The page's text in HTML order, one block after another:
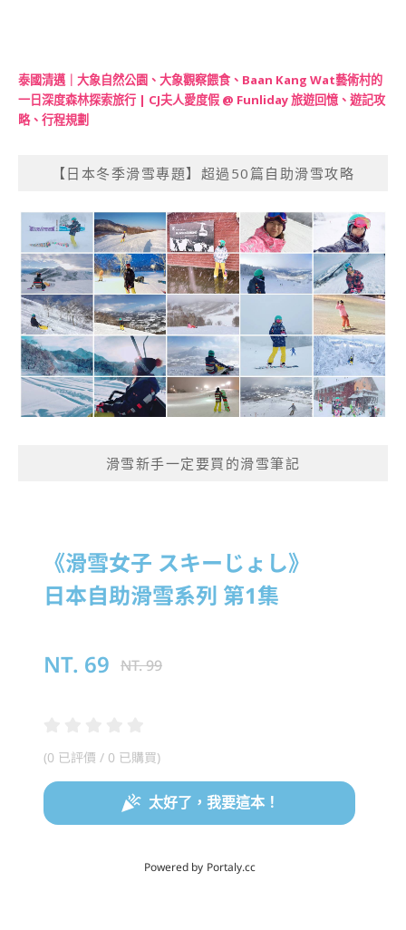
泰國清邁｜大象自然公園、大象觀察餵食、Baan Kang Wat藝術村的
一日深度森林探索旅行 | CJ夫人愛度假 @ Funliday 旅遊回憶、遊記攻
略、行程規劃
【日本冬季滑雪專題】超過50篇自助滑雪攻略
滑雪新手一定要買的滑雪筆記